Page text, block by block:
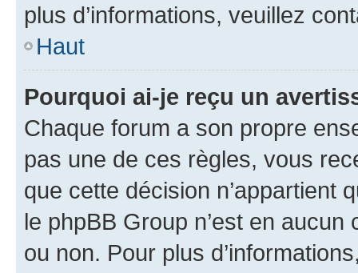
plus d’informations, veuillez
Haut
Pourquoi ai-je reçu un
Chaque forum a son propre
pas une de ces règles, vous
que cette décision n’appartient
le phpBB Group n’est en
ou non. Pour plus